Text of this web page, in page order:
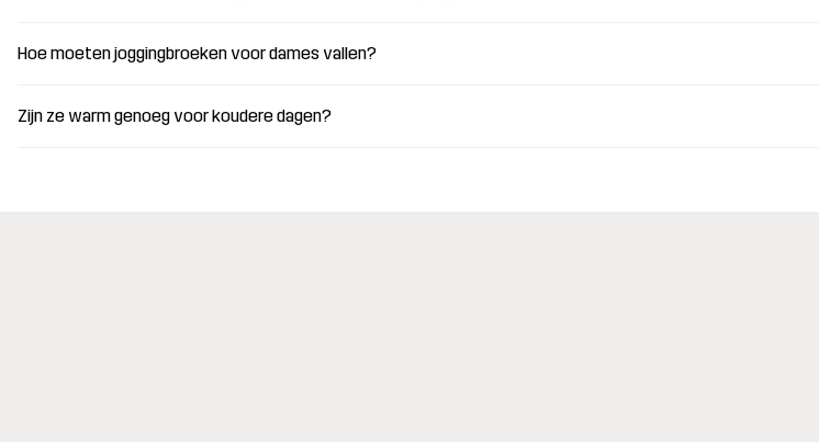
Hoe moeten joggingbroeken voor dames vallen?
Zijn ze warm genoeg voor koudere dagen?